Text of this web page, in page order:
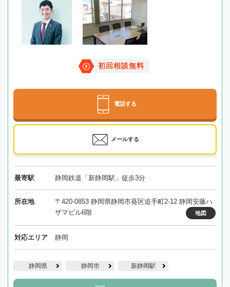
初回相談無料
電話する
メールする
最寄駅 静岡鉄道「新静岡駅」徒歩3分
所在地
〒420-0853 静岡県静岡市葵区追手町2-12 静岡安藤ハ
ザマビル6階
地図
対応エリア 静岡
静岡県 静岡市 新静岡駅